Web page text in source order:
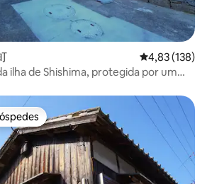
4,83 de uma
4,83 (138)
ilha de Shishima, protegida por um
preferidos dos hóspedes